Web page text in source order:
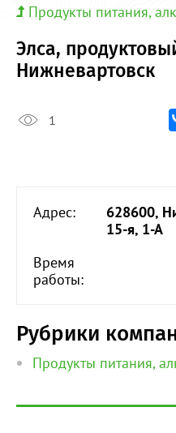
Продукты питания,
Элса,
Нижневартовск
1
Адрес:
628600,
15-я, 1-А
Время
работы:
Рубрики
Продукты питания,